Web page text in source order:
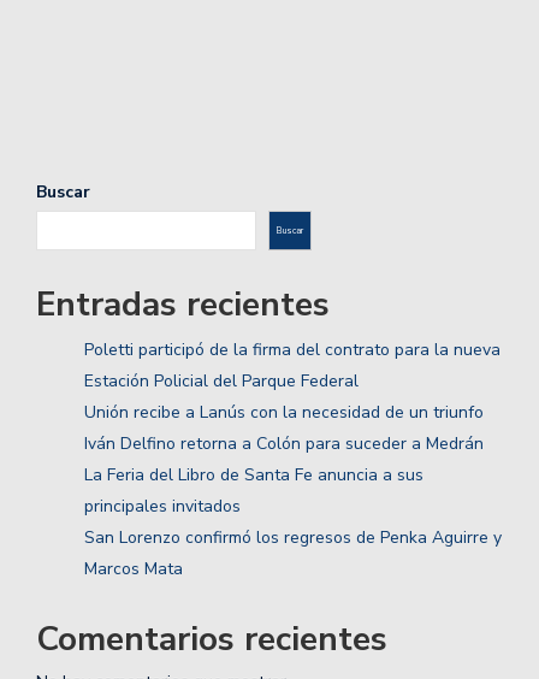
Buscar
Buscar
Entradas recientes
Poletti participó de la firma del contrato para la nueva
Estación Policial del Parque Federal
Unión recibe a Lanús con la necesidad de un triunfo
Iván Delfino retorna a Colón para suceder a Medrán
La Feria del Libro de Santa Fe anuncia a sus
principales invitados
San Lorenzo confirmó los regresos de Penka Aguirre y
Marcos Mata
Comentarios recientes